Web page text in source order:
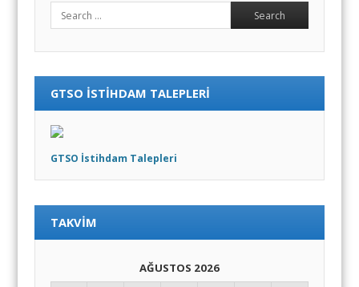
GTSO İSTIHDAM TALEPLERI
GTSO İstihdam Talepleri
TAKVIM
AĞUSTOS 2026